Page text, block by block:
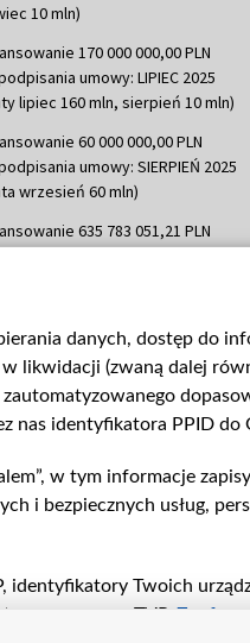
10 mln)
170 000 000,00 PLN
umowy: LIPIEC 2025
lipiec 160 mln, sierpień 10 mln)
60 000 000,00 PLN
umowy: SIERPIEŃ 2025
wrzesień 60 mln)
635 783 051,21 PLN
48 862 000,00 PLN
umowy: GRUDZIEŃ 2025
grudzień 60,548 mln)
900 000 000,00 PLN
80 mln, 4 marca 370 mln,8
180 mln, 7 maja 180 mln, 8
umowy LIPIEC 2026
danych, dostęp do
likwidacji (zwaną dalej
nas identyfikatora PPID do
w tym informacje
i bezpiecznych usług,
identyfikatory Twoich
przez TVP,